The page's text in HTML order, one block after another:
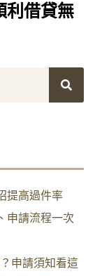
利借貸無
提高過件率
申請流程一次
申請須知看這